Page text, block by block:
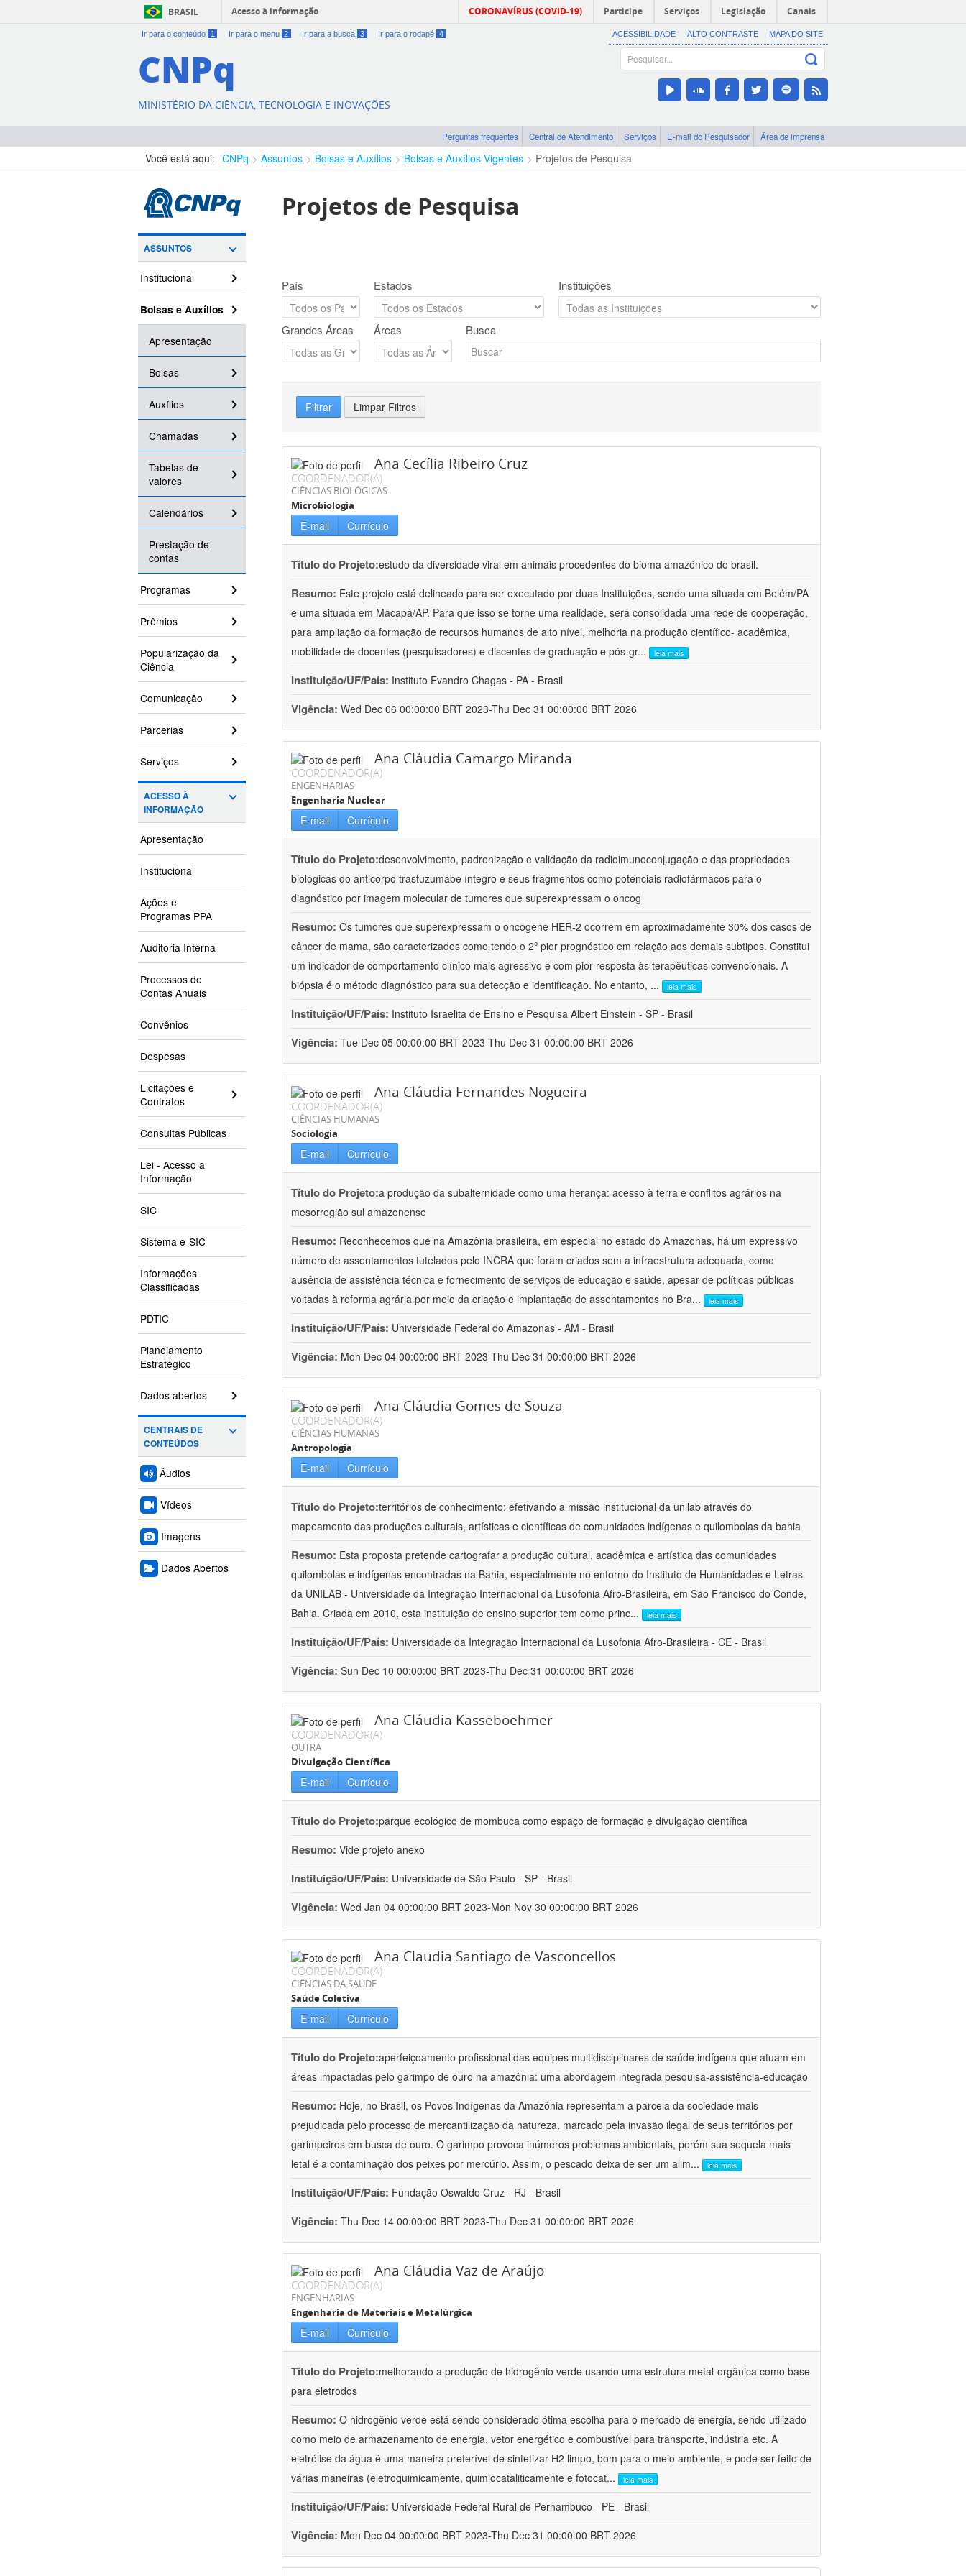
BRASIL Acesso à informação CORONAVÍRUS (COVID-19) Participe Serviços Legislação Canais
Ir para o conteúdo 1 Ir para o menu 2 Ir para a busca 3 Ir para o rodapé 4 ACESSIBILIDADE ALTO CONTRASTE MAPA DO SITE
CNPq
MINISTÉRIO DA CIÊNCIA, TECNOLOGIA E INOVAÇÕES
Perguntas frequentes Central de Atendimento Serviços E-mail do Pesquisador Área de imprensa
Você está aqui: CNPq Assuntos Bolsas e Auxílios Bolsas e Auxílios Vigentes Projetos de Pesquisa
ASSUNTOS
Institucional
Bolsas e Auxílios
Apresentação
Bolsas
Auxílios
Chamadas
Tabelas de
valores
Calendários
Prestação de
contas
Programas
Prêmios
Popularização da
Ciência
Comunicação
Parcerias
Serviços
ACESSO À
INFORMAÇÃO
Apresentação
Institucional
Ações e
Programas PPA
Auditoria Interna
Processos de
Contas Anuais
Convênios
Despesas
Licitações e
Contratos
Consultas Públicas
Lei - Acesso a
Informação
SIC
Sistema e-SIC
Informações
Classificadas
PDTIC
Planejamento
Estratégico
Dados abertos
CENTRAIS DE
CONTEÚDOS
Áudios
Vídeos
Imagens
Dados Abertos
Projetos de Pesquisa
País Estados Instituições
Grandes Áreas Áreas Busca
Filtrar Limpar Filtros
Ana Cecília Ribeiro Cruz
COORDENADOR(A)
CIÊNCIAS BIOLÓGICAS
Microbiologia
E-mail Currículo
Título do Projeto:estudo da diversidade viral em animais procedentes do bioma amazônico do brasil.
Resumo: Este projeto está delineado para ser executado por duas Instituições, sendo uma situada em Belém/PA
e uma situada em Macapá/AP. Para que isso se torne uma realidade, será consolidada uma rede de cooperação,
para ampliação da formação de recursos humanos de alto nível, melhoria na produção científico- acadêmica,
mobilidade de docentes (pesquisadores) e discentes de graduação e pós-gr... leia mais
Instituição/UF/País: Instituto Evandro Chagas - PA - Brasil
Vigência: Wed Dec 06 00:00:00 BRT 2023-Thu Dec 31 00:00:00 BRT 2026
Ana Cláudia Camargo Miranda
COORDENADOR(A)
ENGENHARIAS
Engenharia Nuclear
E-mail Currículo
Título do Projeto:desenvolvimento, padronização e validação da radioimunoconjugação e das propriedades
biológicas do anticorpo trastuzumabe íntegro e seus fragmentos como potenciais radiofármacos para o
diagnóstico por imagem molecular de tumores que superexpressam o oncog
Resumo: Os tumores que superexpressam o oncogene HER-2 ocorrem em aproximadamente 30% dos casos de
câncer de mama, são caracterizados como tendo o 2º pior prognóstico em relação aos demais subtipos. Constitui
um indicador de comportamento clínico mais agressivo e com pior resposta às terapêuticas convencionais. A
biópsia é o método diagnóstico para sua detecção e identificação. No entanto, ... leia mais
Instituição/UF/País: Instituto Israelita de Ensino e Pesquisa Albert Einstein - SP - Brasil
Vigência: Tue Dec 05 00:00:00 BRT 2023-Thu Dec 31 00:00:00 BRT 2026
Ana Cláudia Fernandes Nogueira
COORDENADOR(A)
CIÊNCIAS HUMANAS
Sociologia
E-mail Currículo
Título do Projeto:a produção da subalternidade como uma herança: acesso à terra e conflitos agrários na
mesorregião sul amazonense
Resumo: Reconhecemos que na Amazônia brasileira, em especial no estado do Amazonas, há um expressivo
número de assentamentos tutelados pelo INCRA que foram criados sem a infraestrutura adequada, como
ausência de assistência técnica e fornecimento de serviços de educação e saúde, apesar de políticas públicas
voltadas à reforma agrária por meio da criação e implantação de assentamentos no Bra... leia mais
Instituição/UF/País: Universidade Federal do Amazonas - AM - Brasil
Vigência: Mon Dec 04 00:00:00 BRT 2023-Thu Dec 31 00:00:00 BRT 2026
Ana Cláudia Gomes de Souza
COORDENADOR(A)
CIÊNCIAS HUMANAS
Antropologia
E-mail Currículo
Título do Projeto:territórios de conhecimento: efetivando a missão institucional da unilab através do
mapeamento das produções culturais, artísticas e científicas de comunidades indígenas e quilombolas da bahia
Resumo: Esta proposta pretende cartografar a produção cultural, acadêmica e artística das comunidades
quilombolas e indígenas encontradas na Bahia, especialmente no entorno do Instituto de Humanidades e Letras
da UNILAB - Universidade da Integração Internacional da Lusofonia Afro-Brasileira, em São Francisco do Conde,
Bahia. Criada em 2010, esta instituição de ensino superior tem como princ... leia mais
Instituição/UF/País: Universidade da Integração Internacional da Lusofonia Afro-Brasileira - CE - Brasil
Vigência: Sun Dec 10 00:00:00 BRT 2023-Thu Dec 31 00:00:00 BRT 2026
Ana Cláudia Kasseboehmer
COORDENADOR(A)
OUTRA
Divulgação Científica
E-mail Currículo
Título do Projeto:parque ecológico de mombuca como espaço de formação e divulgação científica
Resumo: Vide projeto anexo
Instituição/UF/País: Universidade de São Paulo - SP - Brasil
Vigência: Wed Jan 04 00:00:00 BRT 2023-Mon Nov 30 00:00:00 BRT 2026
Ana Claudia Santiago de Vasconcellos
COORDENADOR(A)
CIÊNCIAS DA SAÚDE
Saúde Coletiva
E-mail Currículo
Título do Projeto:aperfeiçoamento profissional das equipes multidisciplinares de saúde indígena que atuam em
áreas impactadas pelo garimpo de ouro na amazônia: uma abordagem integrada pesquisa-assistência-educação
Resumo: Hoje, no Brasil, os Povos Indígenas da Amazônia representam a parcela da sociedade mais
prejudicada pelo processo de mercantilização da natureza, marcado pela invasão ilegal de seus territórios por
garimpeiros em busca de ouro. O garimpo provoca inúmeros problemas ambientais, porém sua sequela mais
letal é a contaminação dos peixes por mercúrio. Assim, o pescado deixa de ser um alim... leia mais
Instituição/UF/País: Fundação Oswaldo Cruz - RJ - Brasil
Vigência: Thu Dec 14 00:00:00 BRT 2023-Thu Dec 31 00:00:00 BRT 2026
Ana Cláudia Vaz de Araújo
COORDENADOR(A)
ENGENHARIAS
Engenharia de Materiais e Metalúrgica
E-mail Currículo
Título do Projeto:melhorando a produção de hidrogênio verde usando uma estrutura metal-orgânica como base
para eletrodos
Resumo: O hidrogênio verde está sendo considerado ótima escolha para o mercado de energia, sendo utilizado
como meio de armazenamento de energia, vetor energético e combustível para transporte, indústria etc. A
eletrólise da água é uma maneira preferível de sintetizar H2 limpo, bom para o meio ambiente, e pode ser feito de
várias maneiras (eletroquimicamente, quimiocataliticamente e fotocat... leia mais
Instituição/UF/País: Universidade Federal Rural de Pernambuco - PE - Brasil
Vigência: Mon Dec 04 00:00:00 BRT 2023-Thu Dec 31 00:00:00 BRT 2026